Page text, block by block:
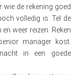
wie de rekening goed
volledig is. Tel de
weer reizen. Reken
manager kost.
in een goede